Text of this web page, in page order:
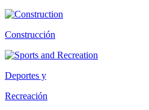
Construcción
Deportes y
Recreación